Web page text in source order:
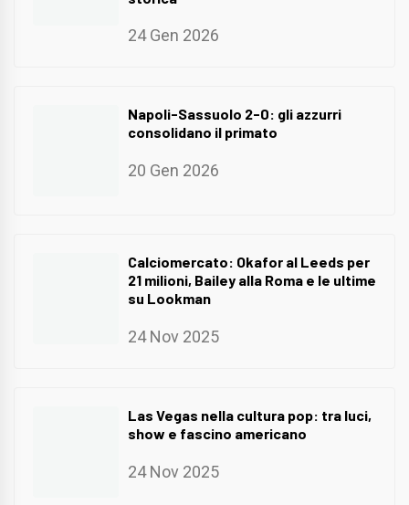
24 Gen 2026
Napoli-Sassuolo 2-0: gli azzurri
consolidano il primato
20 Gen 2026
Calciomercato: Okafor al Leeds per
21 milioni, Bailey alla Roma e le ultime
su Lookman
24 Nov 2025
Las Vegas nella cultura pop: tra luci,
show e fascino americano
24 Nov 2025